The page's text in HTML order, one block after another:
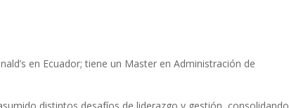
en Ecuador;tiene un Master en Administración de